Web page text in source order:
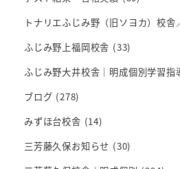
トナリエふじみ野（旧ソヨカ）校舎
ふじみ野上福岡校舎 (33)
ふじみ野大井校舎｜明成個別学習指
ブログ (278)
みずほ台校舎 (14)
三芳藤久保お知らせ (30)